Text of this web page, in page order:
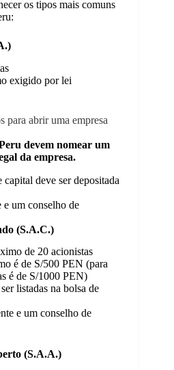
os tipos mais comuns
exigido por lei
devem nomear um
da empresa.
deve ser depositada
e um conselho de
(S.A.C.)
de 20 acionistas
é de S/500 PEN (para
é de S/1000 PEN)
listadas na bolsa de
e um conselho de
(S.A.A.)